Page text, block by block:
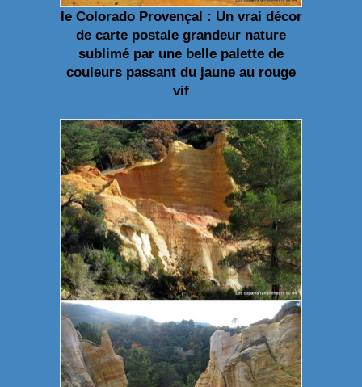
le Colorado Provençal : Un vrai décor
de carte postale grandeur nature
sublimé par une belle palette de
couleurs passant du jaune au rouge
vif